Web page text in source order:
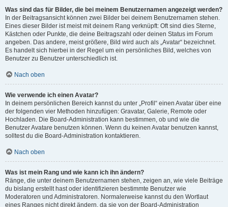
Was sind das für Bilder, die bei meinem Benutzernamen angezeigt werden?
In der Beitragsansicht können zwei Bilder bei deinem Benutzernamen stehen.
Eines dieser Bilder ist meist mit deinem Rang verknüpft: Oft sind dies Sterne,
Kästchen oder Punkte, die deine Beitragszahl oder deinen Status im Forum
angeben. Das andere, meist größere, Bild wird auch als „Avatar“ bezeichnet.
Es handelt sich hierbei in der Regel um ein persönliches Bild, welches von
Benutzer zu Benutzer unterschiedlich ist.
Nach oben
Wie verwende ich einen Avatar?
In deinem persönlichen Bereich kannst du unter „Profil“ einen Avatar über eine
der folgenden vier Methoden hinzufügen: Gravatar, Galerie, Remote oder
Hochladen. Die Board-Administration kann bestimmen, ob und wie die
Benutzer Avatare benutzen können. Wenn du keinen Avatar benutzen kannst,
solltest du die Board-Administration kontaktieren.
Nach oben
Was ist mein Rang und wie kann ich ihn ändern?
Ränge, die unter deinem Benutzernamen stehen, zeigen an, wie viele Beiträge
du bislang erstellt hast oder identifizieren bestimmte Benutzer wie
Moderatoren und Administratoren. Normalerweise kannst du den Wortlaut
eines Ranges nicht direkt ändern, da sie von der Board-Administration